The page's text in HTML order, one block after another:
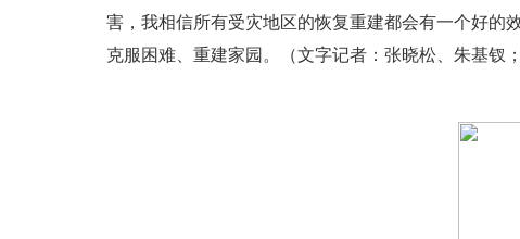
害，我相信所有受灾地区的恢复重建都会有一个好的
克服困难、重建家园。（文字记者：张晓松、朱基钗